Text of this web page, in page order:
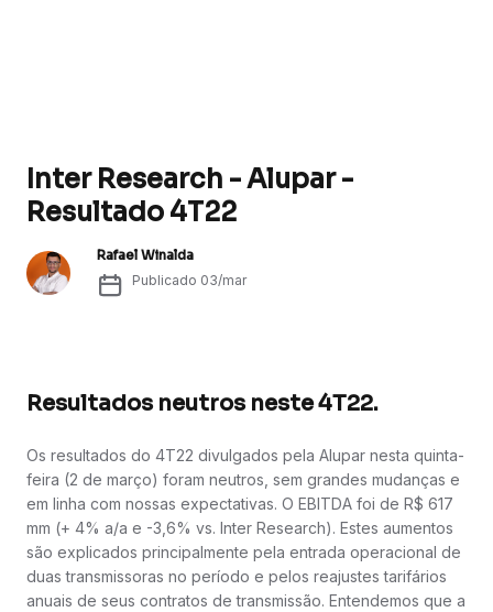
Inter Research - Alupar -
Resultado 4T22
Rafael Winalda
Publicado 03/mar
Resultados neutros neste 4T22.
Os resultados do 4T22 divulgados pela Alupar nesta quinta-
feira (2 de março) foram neutros, sem grandes mudanças e
em linha com nossas expectativas. O EBITDA foi de R$ 617
mm (+ 4% a/a e -3,6% vs. Inter Research). Estes aumentos
são explicados principalmente pela entrada operacional de
duas transmissoras no período e pelos reajustes tarifários
anuais de seus contratos de transmissão. Entendemos que a